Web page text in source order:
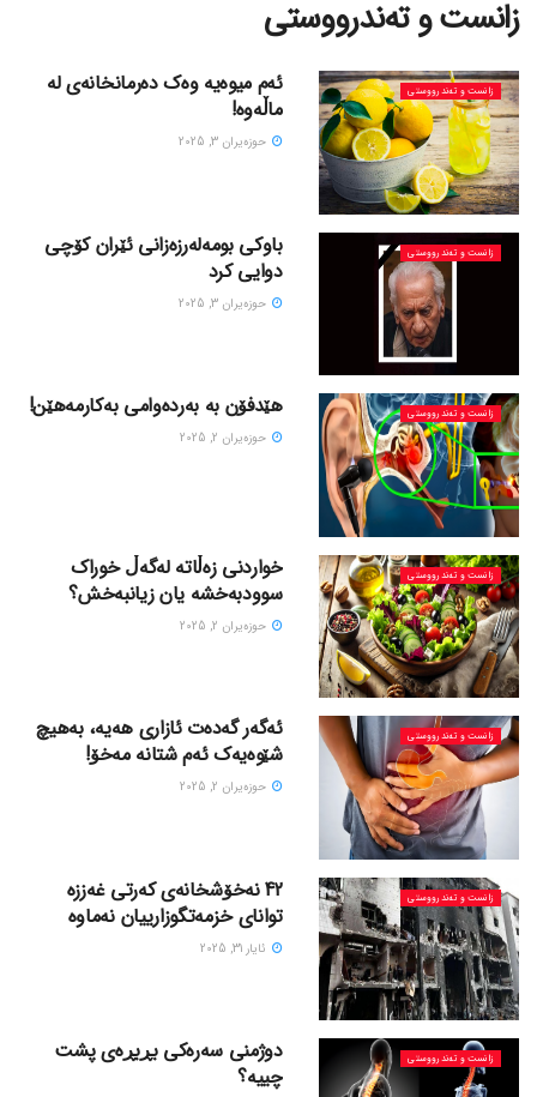
زانست و تەندرووستی
زانست و تەندرووستی
ئەم میوەیە وەک دەرمانخانەی لە
ماڵەوە!
حوزه‌یران 3, 2025
زانست و تەندرووستی
باوکی بومەلەرزەزانی ئێران کۆچی
دوایی کرد
حوزه‌یران 3, 2025
زانست و تەندرووستی هێدفۆن بە بەردەوامی بەکارمەهێن!
حوزه‌یران 2, 2025
زانست و تەندرووستی
خواردنی زەڵاتە لەگەڵ خوراک
سوودبەخشە یان زیانبەخش؟
حوزه‌یران 2, 2025
زانست و تەندرووستی
ئەگەر گەدەت ئازاری هەیە، بەهیچ
شێوەیەک ئەم شتانە مەخۆ!
حوزه‌یران 2, 2025
زانست و تەندرووستی
42 نەخۆشخانەی کەرتی غەززە
توانای خزمەتگوزارییان نەماوە
ئایار 31, 2025
زانست و تەندرووستی
دوژمنی سەرەکی بڕبڕەی پشت
چییە؟